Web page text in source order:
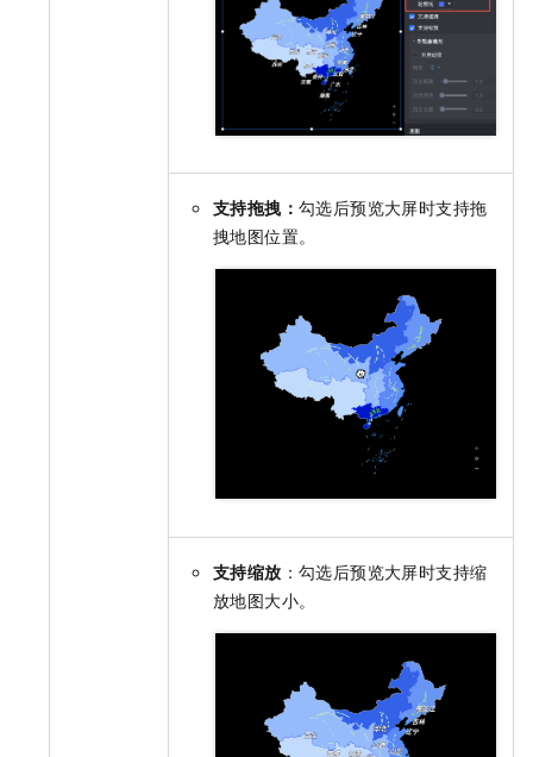
支持拖拽： 勾选后预览大屏时支持拖
拽地图位置。
支持缩放 ：勾选后预览大屏时支持缩
放地图大小。